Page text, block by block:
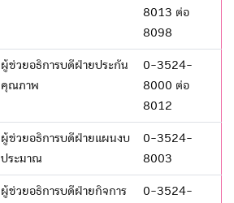
8013 ต่อ
8098
ผู้ช่วยอธิการบดีฝ่ายประกัน
คุณภาพ
0-3524-
8000 ต่อ
8012
ผู้ช่วยอธิการบดีฝ่ายแผนงบ
ประมาณ
0-3524-
8003
ผู้ช่วยอธิการบดีฝ่ายกิจการ
0-3524-